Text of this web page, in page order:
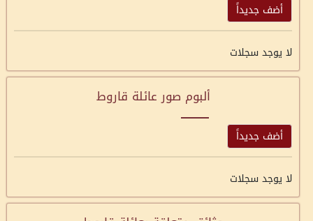
أضف جديداً
لا يوجد سجلات
ألبوم صور عائلة قاروط
أضف جديداً
لا يوجد سجلات